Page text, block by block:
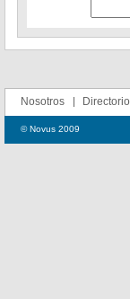
Nosotros Directorio
© Novus 2009